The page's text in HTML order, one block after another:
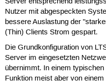
Nutzer mit abgespeckten
bessere Auslastung der
(Thin) Clients Strom gespart.
Die Grundkonfiguration von
Server im eingesetzten
übernimmt. In einem
Funktion meist aber von